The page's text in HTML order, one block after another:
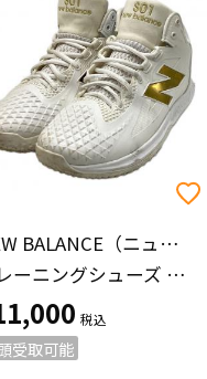
NEW BALANCE（ニューバランス）
トレーニングシューズ NBJ-1167519 TSHOWT1 メンズ SIZE 27.5cm ホワイト
受取可能